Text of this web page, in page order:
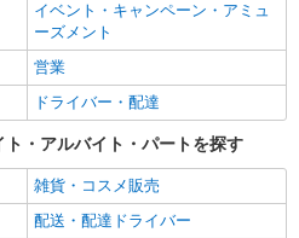
ブランクOK
エルダー（50代～）活躍中
禁煙・分煙
上場企業・上場企業のグループ会
社
転勤なし
社会保険あり
イベント・キャンペーン・アミュ
ーズメント
営業
ドライバー・配達
・アルバイト・パートを探す
雑貨・コスメ販売
配送・配達ドライバー